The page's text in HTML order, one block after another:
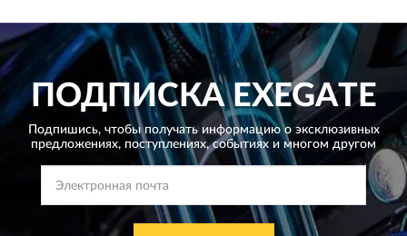
ПОДПИСКАEXEGATE
Подпишись, чтобы получать информацию о эксклюзивных
предложениях, поступлениях, событиях и многом другом